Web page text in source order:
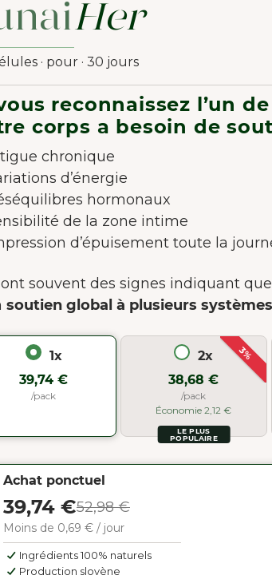
Her
· pour · 30 jours
reconnaissez l’un
corps a besoin de
chronique
d’énergie
hormonaux
de la zone intime
d’épuisement toute la
souvent des signes indiquant
soutien global à plusieurs
1x
39,74 €
/pack
3%
2x
38,68 €
/pack
Économie 2,12 €
LE PLUS
POPULAIRE
Achat ponctuel
39,74 €52,98 €
Moins de 0,69 € / jour
Ingrédients 100% naturels
Production slovène